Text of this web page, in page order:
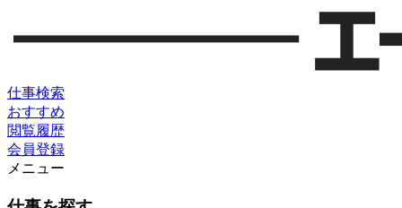
仕事検索
おすすめ
閲覧履歴
会員登録
メニュー